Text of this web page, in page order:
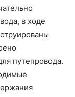
в ходе
путепровода.